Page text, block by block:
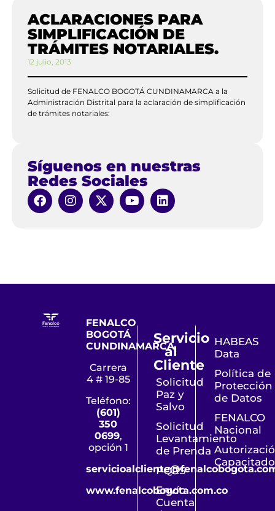
ACLARACIONES PARA
SIMPLIFICACIÓN DE
TRÁMITES NOTARIALES.
12 julio, 2013
Solicitud de FENALCO BOGOTÁ CUNDINAMARCA a la
Administración Distrital para la aclaración de simplificación
de trámites notariales:
Síguenos en nuestras
Redes Sociales
FENALCO
BOGOTÁ
CUNDINAMARCA
Carrera
4 # 19-85
Teléfono:
(601)
350
0699,
opción 1
www.fenalcobogota.com.co
Servicio
al
Cliente
Solicitud
Paz y
Salvo
Solicitud
Levantamiento
de Prenda
PQRS
Envío
Cuenta
HABEAS
Data
Política de
Protección
de Datos
FENALCO
Nacional